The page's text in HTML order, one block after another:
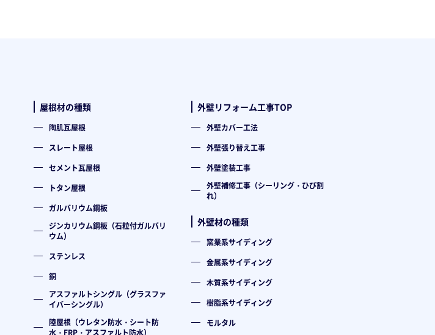
屋根材の種類
陶肌瓦屋根
スレート屋根
セメント瓦屋根
トタン屋根
ガルバリウム鋼板
ジンカリウム鋼板（石粒付ガルバリ
ウム）
ステンレス
銅
アスファルトシングル（グラスファ
イバーシングル）
陸屋根（ウレタン防水・シート防
水・FRP・アスファルト防水）
外壁リフォーム工事TOP
外壁カバー工法
外壁張り替え工事
外壁塗装工事
外壁補修工事（シーリング・ひび割
れ）
外壁材の種類
窯業系サイディング
金属系サイディング
木質系サイディング
樹脂系サイディング
モルタル